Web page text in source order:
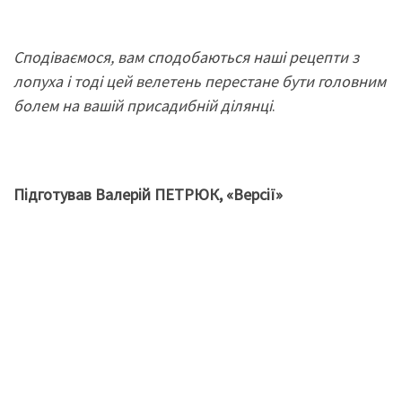
Сподіваємося, вам сподобаються наші рецепти з
лопуха ітодіцей велетень перестане бутиголовним
болем навашійприсадибній ділянці.
Підготував Валерій ПЕТРЮК, «Версії»